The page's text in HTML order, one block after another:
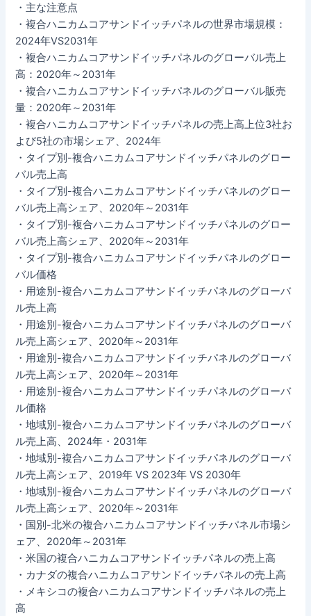
・主な注意点
・複合ハニカムコアサンドイッチパネルの世界市場規模：
2024年VS2031年
・複合ハニカムコアサンドイッチパネルのグローバル売上
高：2020年～2031年
・複合ハニカムコアサンドイッチパネルのグローバル販売
量：2020年～2031年
・複合ハニカムコアサンドイッチパネルの売上高上位3社お
よび5社の市場シェア、2024年
・タイプ別-複合ハニカムコアサンドイッチパネルのグロー
バル売上高
・タイプ別-複合ハニカムコアサンドイッチパネルのグロー
バル売上高シェア、2020年～2031年
・タイプ別-複合ハニカムコアサンドイッチパネルのグロー
バル売上高シェア、2020年～2031年
・タイプ別-複合ハニカムコアサンドイッチパネルのグロー
バル価格
・用途別-複合ハニカムコアサンドイッチパネルのグローバ
ル売上高
・用途別-複合ハニカムコアサンドイッチパネルのグローバ
ル売上高シェア、2020年～2031年
・用途別-複合ハニカムコアサンドイッチパネルのグローバ
ル売上高シェア、2020年～2031年
・用途別-複合ハニカムコアサンドイッチパネルのグローバ
ル価格
・地域別-複合ハニカムコアサンドイッチパネルのグローバ
ル売上高、2024年・2031年
・地域別-複合ハニカムコアサンドイッチパネルのグローバ
ル売上高シェア、2019年 VS 2023年 VS 2030年
・地域別-複合ハニカムコアサンドイッチパネルのグローバ
ル売上高シェア、2020年～2031年
・国別-北米の複合ハニカムコアサンドイッチパネル市場シ
ェア、2020年～2031年
・米国の複合ハニカムコアサンドイッチパネルの売上高
・カナダの複合ハニカムコアサンドイッチパネルの売上高
・メキシコの複合ハニカムコアサンドイッチパネルの売上
高